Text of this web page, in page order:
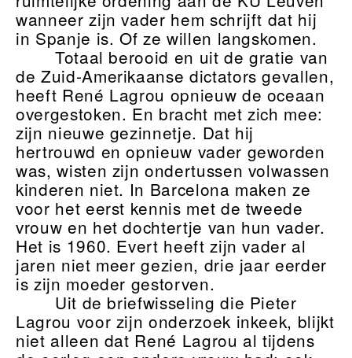
wanneer zijn vader hem schrijft dat hij
in Spanje is. Of ze willen langskomen.
Totaal berooid en uit de gratie van
de Zuid-Amerikaanse dictators gevallen,
heeft René Lagrou opnieuw de oceaan
overgestoken. En bracht met zich mee:
zijn nieuwe gezinnetje. Dat hij
hertrouwd en opnieuw vader geworden
was, wisten zijn ondertussen volwassen
kinderen niet. In Barcelona maken ze
voor het eerst kennis met de tweede
vrouw en het dochtertje van hun vader.
Het is 1960. Evert heeft zijn vader al
jaren niet meer gezien, drie jaar eerder
is zijn moeder gestorven.
Uit de briefwisseling die Pieter
Lagrou voor zijn onderzoek inkeek, blijkt
niet alleen dat René Lagrou al tijdens